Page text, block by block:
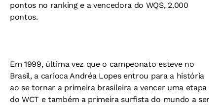
pontos no ranking e a vencedora do WQS, 2.000
pontos.
Em 1999, última vez que o campeonato esteve no
Brasil, a carioca Andréa Lopes entrou para a história
ao se tornar a primeira brasileira a vencer uma etapa
do WCT e também a primeira surfista do mundo a ser